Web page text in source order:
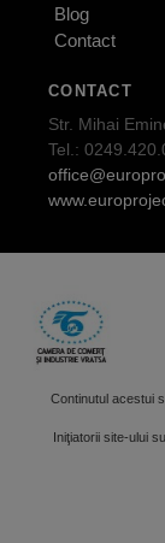
Blog
Contact
CONTACT
Str. Mihai
Tel.:
Continutul acestui
Iniţiatorii site-ului